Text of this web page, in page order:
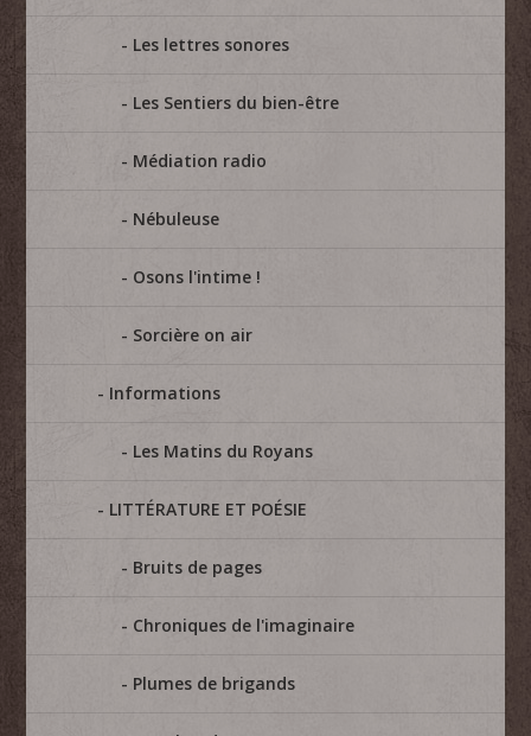
Les lettres sonores
Les Sentiers du bien-être
Médiation radio
Nébuleuse
Osons l'intime !
Sorcière on air
Informations
Les Matins du Royans
LITTÉRATURE ET POÉSIE
Bruits de pages
Chroniques de l'imaginaire
Plumes de brigands